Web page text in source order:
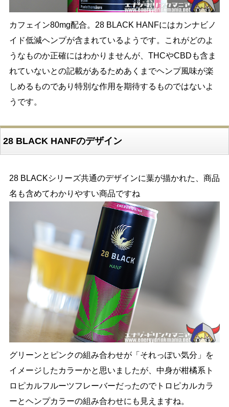
カフェイン80mg配合。28 BLACK HANFにはカンナビノ
イド低減ヘンプが含まれているようです。これがどのよ
うなものか正確にはわかりませんが、THCやCBDも含ま
れていないとの記載があるためあくまでヘンプ風味が楽
しめるものであり特別な作用を期待するものではないよ
うです。
28 BLACK HANFのデザイン
28 BLACKシリーズ共通のデザインに葉が描かれた、商品
名も含めてわかりやすい商品ですね
グリーンとピンクの組み合わせが「それっぽい気分」を
イメージしたカラーかと思いましたが、中身が柑橘系ト
ロピカルフルーツフレーバーだったのでトロピカルカラ
ーとヘンプカラーの組み合わせにも見えますね。